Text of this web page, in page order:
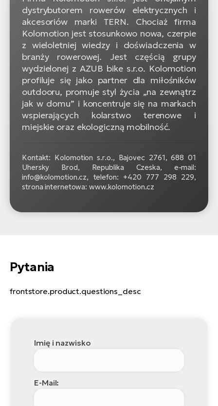
dystrybutorem rowerów elektrycznych i
akcesoriów marki TERN. Chociaż firma
Kolomotion jest stosunkowo nowa, czerpie
z wieloletniej wiedzy i doświadczenia w
branży rowerowej. Jest częścią grupy
wydzielonej z AZUB bike s.r.o. Kolomotion
profiluje się jako partner dla miłośników
outdooru, promuje styl życia „na zewnątrz
jak w domu” i koncentruje się na markach
wspierających kolarstwo terenowe i
miejskie oraz ekologiczną mobilność.
Kontakt: Kolomotion s.r.o., Bajovec 2761, 688 01
Uhersky Brod, Republika Czeska, e-mail:
info@kolomotion.cz, telefon: +420 777 298 229,
strona internetowa: www.kolomotion.cz
Pytania
frontstore.product.questions_desc
Imię i nazwisko
E-Mail: